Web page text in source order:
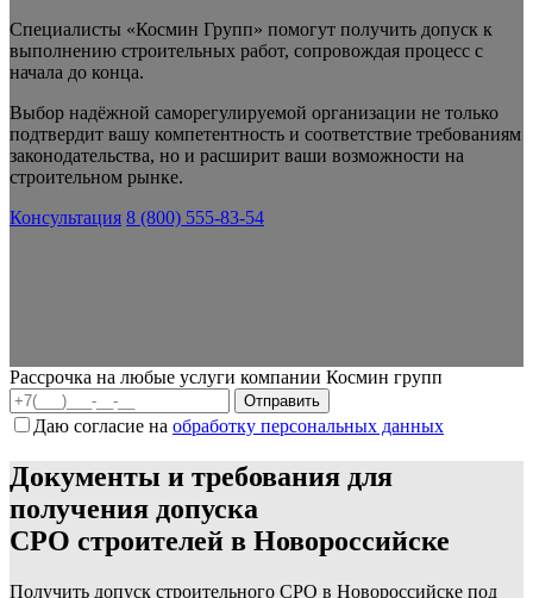
Специалисты «Космин Групп» помогут получить допуск к
выполнению строительных работ, сопровождая процесс с
начала до конца.
Выбор надёжной саморегулируемой организации не только
подтвердит вашу компетентность и соответствие требованиям
законодательства, но и расширит ваши возможности на
строительном рынке.
Консультация 8 (800) 555-83-54
Рассрочка на любые услуги компании Космин групп
Даю согласие на обработку персональных данных
Документы и требования для
получения допуска
СРО строителей в Новороссийске
Получить допуск строительного СРО в Новороссийске под